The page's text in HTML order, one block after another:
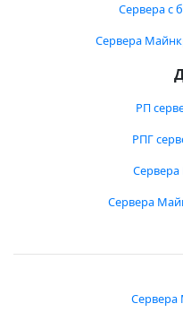
Сервера с
Сервера
РП
РПГ
Сервера
Сервера